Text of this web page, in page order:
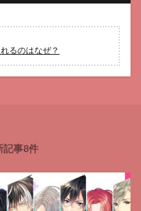
るのはなぜ？
記事8件